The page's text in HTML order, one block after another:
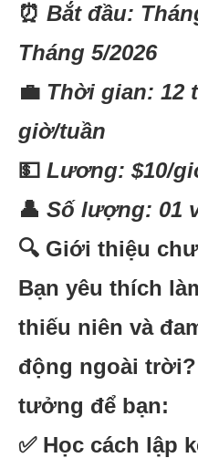
⏰ Bắt đầu:
Tháng 5/2026
💼 Thời gian: 12
giờ/tuần
💵 Lương: $10/
👤 Số lượng: 01
🔍 Giới thiệu
Bạn yêu thích
thiếu niên và
động ngoài
tưởng để bạn:
✅ Học cách lập